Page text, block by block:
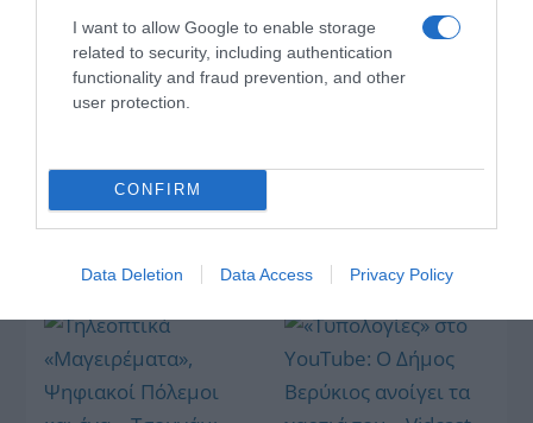
I want to allow Google to enable storage
related to security, including authentication
functionality and fraud prevention, and other
user protection.
CONFIRM
Data Deletion Data Access Privacy Policy
σώζουν τις βραδινές
σου λιγούρες
εύκολα το σκόρδο – Το
kitchen trick που κάθε
foodie πρέπει να ξέρει
Οι «Τυπολογίες» περνούν στην εικόνα, έχοντας